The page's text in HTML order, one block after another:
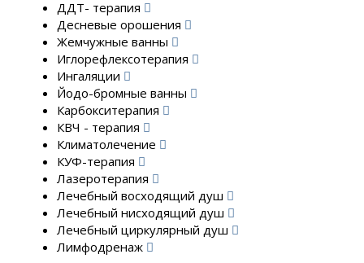
ДДТ- терапия
Десневые орошения
Жемчужные ванны
Иглорефлексотерапия
Ингаляции
Йодо-бромные ванны
Карбокситерапия
КВЧ - терапия
Климатолечение
КУФ-терапия
Лазеротерапия
Лечебный восходящий душ
Лечебный нисходящий душ
Лечебный циркулярный душ
Лимфодренаж